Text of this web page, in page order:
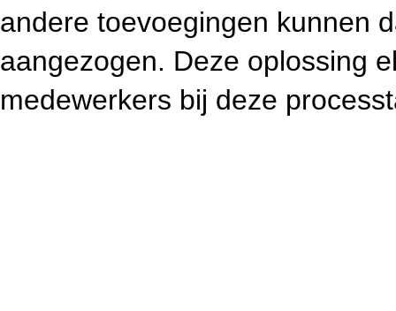
andere toevoegingen kunnen
aangezogen. Deze oplossing
medewerkers bij deze